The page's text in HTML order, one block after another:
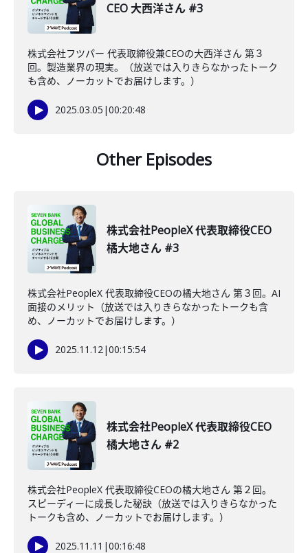
CEO 大西洋さん #3
株式会社フツパー 代表取締役兼CEOの大西洋さん 第３
回。製造業界の現実。（放送では入りきらなかったトーク
も含め、ノーカットでお届けします。）
2025.03.05 |00:20:48
Other Episodes
株式会社PeopleX 代表取締役CEO
橘大地さん #3
株式会社PeopleX 代表取締役CEOの橘大地さん 第３回。AI
面接のメリット（放送では入りきらなかったトークも含
め、ノーカットでお届けします。）
2025.11.12|00:15:54
株式会社PeopleX 代表取締役CEO
橘大地さん #2
株式会社PeopleX 代表取締役CEOの橘大地さん 第２回。
スピーディーに成長した秘訣（放送では入りきらなかった
トークも含め、ノーカットでお届けします。）
2025.11.11 |00:16:48